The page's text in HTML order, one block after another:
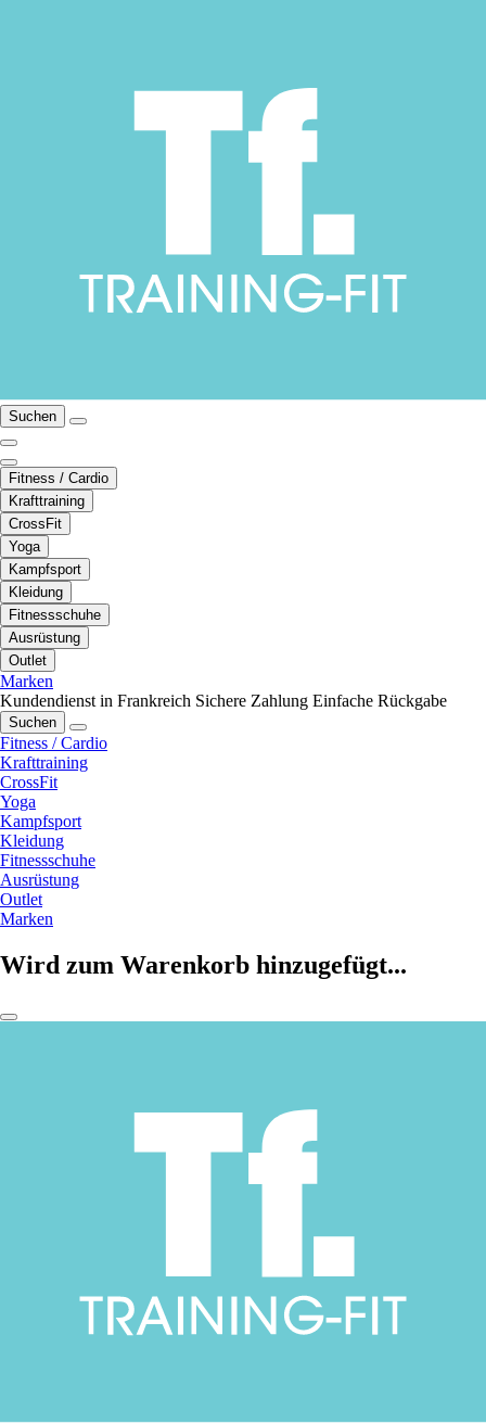
Suchen
Fitness / Cardio
Krafttraining
CrossFit
Yoga
Kampfsport
Kleidung
Fitnessschuhe
Ausrüstung
Outlet
Marken
Kundendienst in Frankreich Sichere Zahlung Einfache Rückgabe
Suchen
Fitness / Cardio
Krafttraining
CrossFit
Yoga
Kampfsport
Kleidung
Fitnessschuhe
Ausrüstung
Outlet
Marken
Wird zum Warenkorb hinzugefügt...